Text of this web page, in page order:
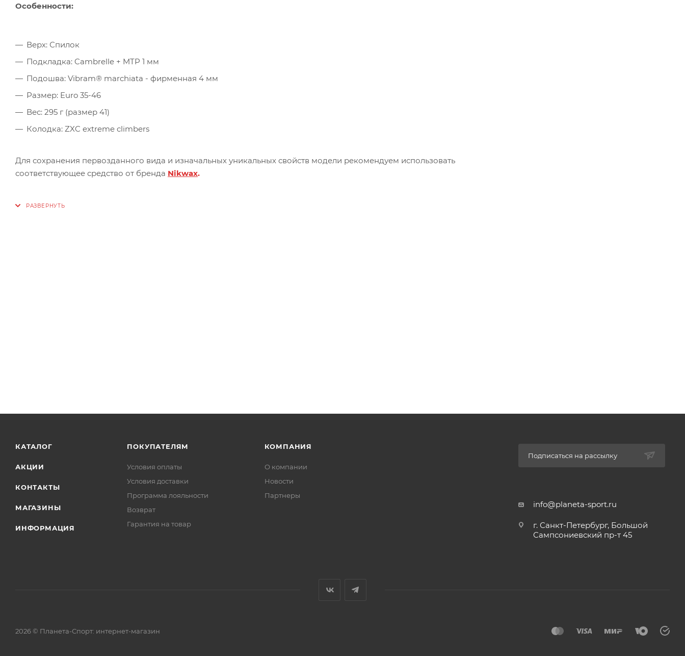
Особенности:
Верх: Спилок
Подкладка: Cambrelle + MTP 1 мм
Подошва: Vibram® marchiata - фирменная 4 мм
Размер: Euro 35-46
Вес: 295 г (размер 41)
Колодка: ZXC extreme climbers
Для сохранения первозданного вида и изначальных уникальных свойств модели рекомендуем использовать
соответствующее средство от бренда Nikwax.
КАТАЛОГ
АКЦИИ
КОНТАКТЫ
МАГАЗИНЫ
ИНФОРМАЦИЯ
ПОКУПАТЕЛЯМ
Условия оплаты
Условия доставки
Программа лояльности
Возврат
Гарантия на товар
КОМПАНИЯ
О компании
Новости
Партнеры
Подписаться на рассылку
info@planeta-sport.ru
г. Санкт-Петербург, Большой
Сампсониевский пр-т 45
2026 © Планета-Спорт: интернет-магазин